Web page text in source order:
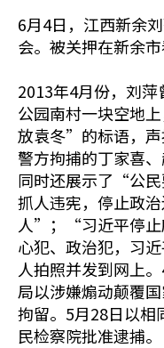
6月4日，江西新余
会。被关押在新余市
2013年4月份，刘
公园南村一块空地
放袁冬”的标语，声
警方拘捕的丁家喜
同时还展示了“公
抓人违宪，停止政
人”；“习近平停止
心犯、政治犯，习
人拍照并发到网上
局以涉嫌煽动颠覆
拘留。5月28日以相
民检察院批准逮捕。